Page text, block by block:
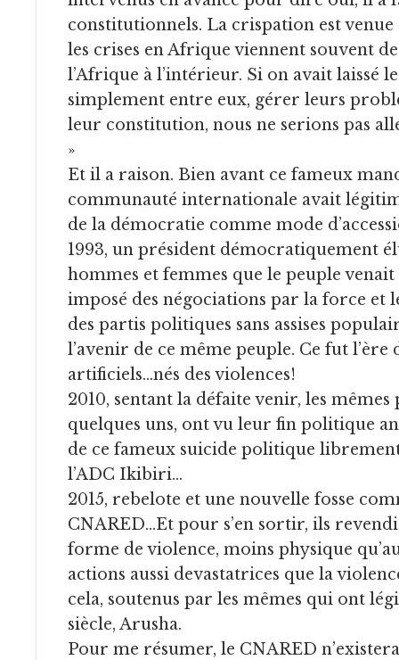
constitutionnels. La crispation est venue
les crises en Afrique viennent souvent
l’Afrique à l’intérieur. Si on avait laissé
simplement entre eux, gérer leurs
leur constitution, nous ne serions pas
»
Et il a raison. Bien avant ce fameux
communauté internationale avait
de la démocratie comme mode
1993, un président démocratiquement
hommes et femmes que le peuple
imposé des négociations par la force et
des partis politiques sans assises
l’avenir de ce même peuple. Ce fut l’ère
artificiels…nés des violences!
2010, sentant la défaite venir, les
quelques uns, ont vu leur fin politique
de ce fameux suicide politique
l’ADC Ikibiri…
2015, rebelote et une nouvelle fosse
CNARED…Et pour s’en sortir, ils
forme de violence, moins physique
actions aussi devastatrices que la
cela, soutenus par les mêmes qui ont
siècle, Arusha.
Pour me résumer, le CNARED